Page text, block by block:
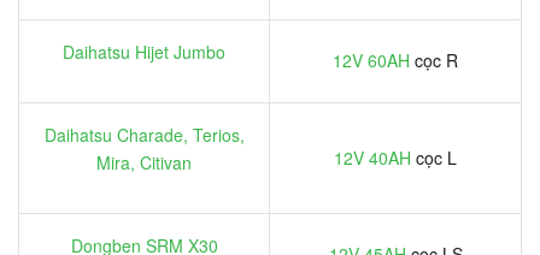
Daihatsu Hijet Jumbo 12V 60AH cọc R
Daihatsu Charade, Terios,
Mira, Citivan
12V 40AH cọc L
Dongben SRM X30